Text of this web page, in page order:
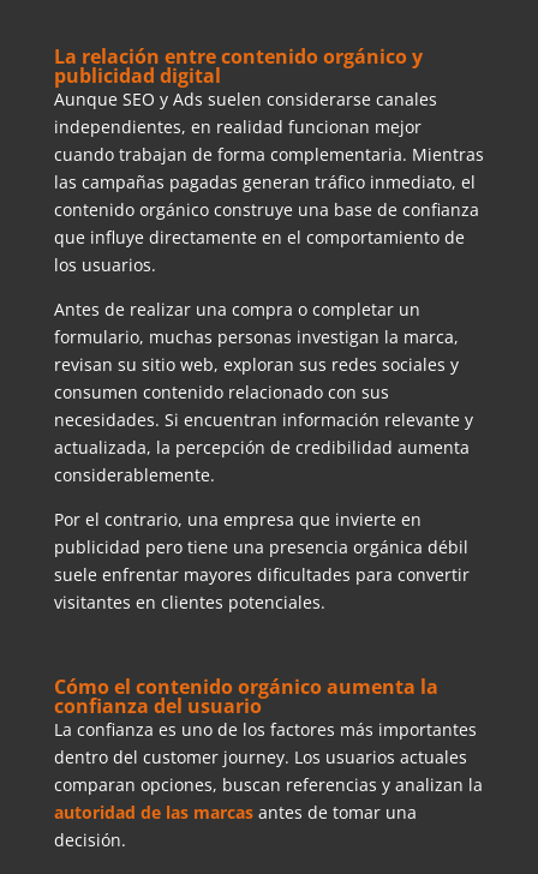
La relación entre contenido orgánico y
publicidad digital
Aunque SEO y Ads suelen considerarse canales
independientes, en realidad funcionan mejor
cuando trabajan de forma complementaria. Mientras
las campañas pagadas generan tráfico inmediato, el
contenido orgánico construye una base de confianza
que influye directamente en el comportamiento de
los usuarios.
Antes de realizar una compra o completar un
formulario, muchas personas investigan la marca,
revisan su sitio web, exploran sus redes sociales y
consumen contenido relacionado con sus
necesidades. Si encuentran información relevante y
actualizada, la percepción de credibilidad aumenta
considerablemente.
Por el contrario, una empresa que invierte en
publicidad pero tiene una presencia orgánica débil
suele enfrentar mayores dificultades para convertir
visitantes en clientes potenciales.
Cómo el contenido orgánico aumenta la
confianza del usuario
La confianza es uno de los factores más importantes
dentro del customer journey. Los usuarios actuales
comparan opciones, buscan referencias y analizan la
autoridad de las marcasantes de tomar una
decisión.